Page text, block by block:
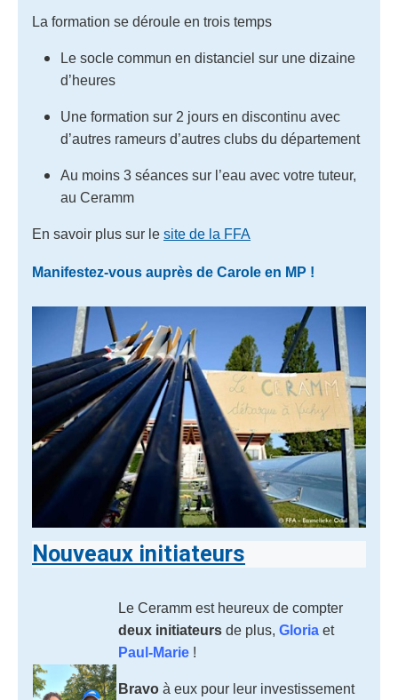
La formation se déroule en trois temps
Le socle commun en distanciel sur une dizaine
d’heures
Une formation sur 2 jours en discontinu avec
d’autres rameurs d’autres clubs du département
Au moins 3 séances sur l’eau avec votre tuteur,
au Ceramm
En savoir plus sur le site de la FFA
Manifestez-vous auprès de Carole en MP !
Nouveaux initiateurs
Le Ceramm est heureux de compter
deux initiateurs de plus, Gloria et
Paul-Marie !
Bravo à eux pour leur investissement